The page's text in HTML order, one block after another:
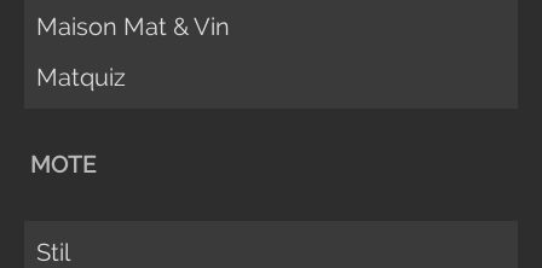
Maison Mat & Vin
Matquiz
MOTE
Stil